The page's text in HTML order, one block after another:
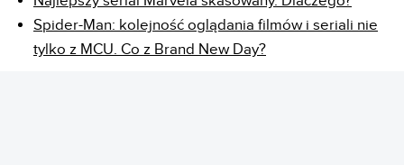
Spider-Man: kolejność oglądania filmów i seriali nie
tylko z MCU. Co z Brand New Day?